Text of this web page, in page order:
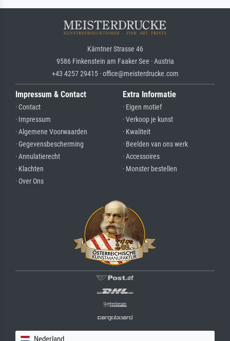
Kärntner Strasse 46
9586 Finkenstein am Faaker See · Austria
+43 4257 29415 · office@meisterdrucke.com
Impressum & Contact
· Contact
· Impressum
· Algemene Voorwaarden
· Gegevensbescherming
· Annulatierecht
· Klachten
· Over Ons
Extra Informatie
· Eigen motief
· Verkoop je kunst
· Kwaliteit
· Beelden van ons werk
· Accessoires
· Monster bestellen
Nederland